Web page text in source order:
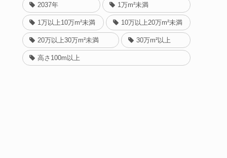
2037年 1万m²未満
1万以上10万m²未満 10万以上20万m²未満
20万以上30万m²未満 30万m²以上
高さ100m以上